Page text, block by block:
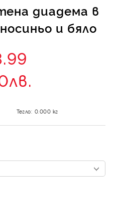
диадема в
и бяло
Тегло: 0.000 кг